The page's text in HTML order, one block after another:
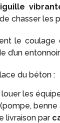
chasser les
le
d’un
du béton :
les
livraison par